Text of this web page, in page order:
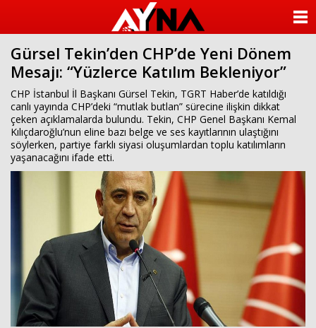
sohbet
cinsel
sohbet
sohbet
mobil
sohbet
islami
sohbetler
Gürsel Tekin’den CHP’de Yeni Dönem
Mesajı: “Yüzlerce Katılım Bekleniyor”
CHP İstanbul İl Başkanı Gürsel Tekin, TGRT Haber’de katıldığı
canlı yayında CHP’deki “mutlak butlan” sürecine ilişkin dikkat
çeken açıklamalarda bulundu. Tekin, CHP Genel Başkanı Kemal
Kılıçdaroğlu’nun eline bazı belge ve ses kayıtlarının ulaştığını
söylerken, partiye farklı siyasi oluşumlardan toplu katılımların
yaşanacağını ifade etti.
KATEGORİLER
ANKETLER